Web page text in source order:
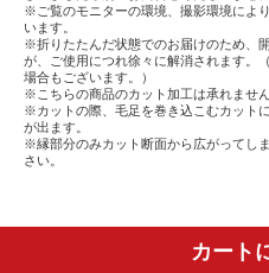
※ご覧のモニターの環境、撮影環境によ
います。
※折りたたんだ状態でのお届けのため、
が、ご使用につれ徐々に解消されます。
場合もございます。）
※こちらの商品のカット加工は承れません
※カットの際、毛足を巻き込こむカット
が出ます。
※縁部分のみカット断面から広がってし
さい。
カート